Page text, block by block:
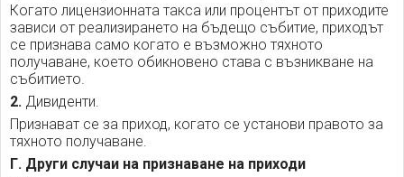
Когато лицензионната такса или процентът от приходите
зависи от реализирането на бъдещо събитие, приходът
се признава само когато е възможно тяхното
получаване, което обикновено става с възникване на
събитието.
2. Дивиденти.
Признават се за приход, когато се установи правото за
тяхното получаване.
Г. Други случаи на признаване на приходи